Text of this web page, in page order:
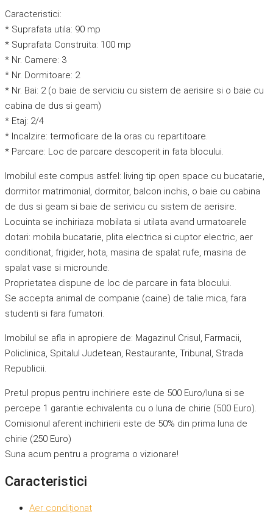
Caracteristici:
* Suprafata utila: 90 mp
* Suprafata Construita: 100 mp
* Nr. Camere: 3
* Nr. Dormitoare: 2
* Nr. Bai: 2 (o baie de serviciu cu sistem de aerisire si o baie cu
cabina de dus si geam)
* Etaj: 2/4
* Incalzire: termoficare de la oras cu repartitoare.
* Parcare: Loc de parcare descoperit in fata blocului.
Imobilul este compus astfel: living tip open space cu bucatarie,
dormitor matrimonial, dormitor, balcon inchis, o baie cu cabina
de dus si geam si baie de serivicu cu sistem de aerisire.
Locuinta se inchiriaza mobilata si utilata avand urmatoarele
dotari: mobila bucatarie, plita electrica si cuptor electric, aer
conditionat, frigider, hota, masina de spalat rufe, masina de
spalat vase si microunde.
Proprietatea dispune de loc de parcare in fata blocului.
Se accepta animal de companie (caine) de talie mica, fara
studenti si fara fumatori.
Imobilul se afla in apropiere de: Magazinul Crisul, Farmacii,
Policlinica, Spitalul Judetean, Restaurante, Tribunal, Strada
Republicii.
Pretul propus pentru inchiriere este de 500 Euro/luna si se
percepe 1 garantie echivalenta cu o luna de chirie (500 Euro).
Comisionul aferent inchirierii este de 50% din prima luna de
chirie (250 Euro)
Suna acum pentru a programa o vizionare!
Caracteristici
Aer condiționat